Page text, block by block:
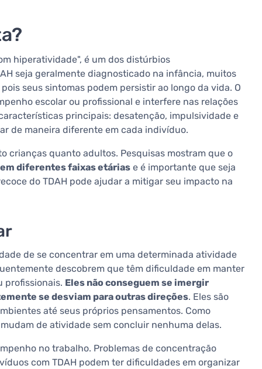
hiperatividade", é um dos distúrbios
seja geralmente diagnosticado na infância, muitos
seus sintomas podem persistir ao longo da vida. O
escolar ou profissional e interfere nas relações
principais: desatenção, impulsividade e
de maneira diferente em cada indivíduo.
crianças quanto adultos. Pesquisas mostram que o
diferentes faixas etárias e é importante que seja
do TDAH pode ajudar a mitigar seu impacto na
de se concentrar em uma determinada atividade
descobrem que têm dificuldade em manter
profissionais. Eles não conseguem se imergir
se desviam para outras direções. Eles são
até seus próprios pensamentos. Como
de atividade sem concluir nenhuma delas.
no trabalho. Problemas de concentração
com TDAH podem ter dificuldades em organizar